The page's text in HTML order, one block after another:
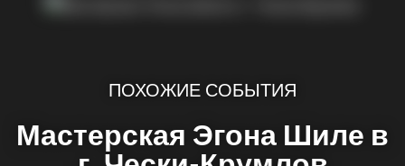
ПОХОЖИЕ СОБЫТИЯ
Мастерская Эгона Шиле в